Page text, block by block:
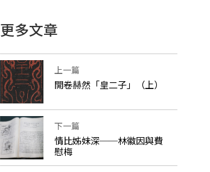
更多文章
上一篇
開卷赫然「皇二子」（上）
下一篇
情比姊妹深──林徽因與費
慰梅